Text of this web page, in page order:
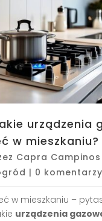
urządzenia
w mieszkaniu?
Capra Campinos
| 0 komentarzy
w mieszkaniu –
urządzenia